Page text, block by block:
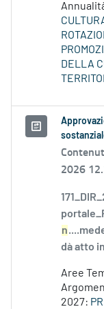
DELLA
2026
n
dà atto
Aree
2027: